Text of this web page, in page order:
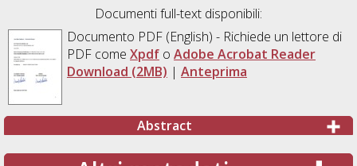
Documenti full-text disponibili:
Documento PDF(English) - Richiede un lettore di
PDF come Xpdfo Adobe Acrobat Reader
Download (2MB) | Anteprima
Abstract